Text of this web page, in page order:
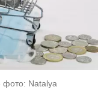
фото: Natalya